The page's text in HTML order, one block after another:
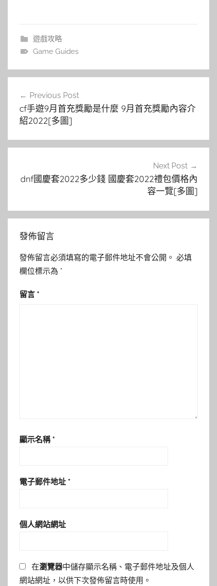
遊戲攻略
Game Guides
導
覽
Previous Post
cf手遊9月首充獎勵是什麼 9月首充獎勵內容介
紹2022[多圖]
Next Post
dnf國慶套2022多少錢 國慶套2022禮包價格內
容一覽[多圖]
發佈留言
發佈留言必須填寫的電子郵件地址不會公開。 必填
欄位標示為 *
留言 *
顯示名稱 *
電子郵件地址 *
個人網站網址
在瀏覽器中儲存顯示名稱、電子郵件地址及個人
網站網址，以供下次發佈留言時使用。